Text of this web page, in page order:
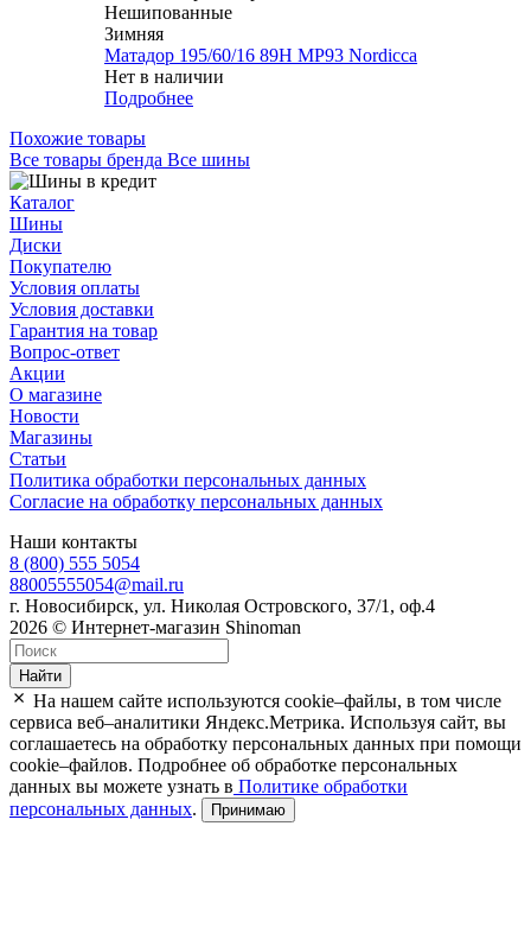
Нешипованные
Зимняя
Матадор 195/60/16 89H MP93 Nordicca
Нет в наличии
Подробнее
Похожие товары
Все товары бренда Все шины
Каталог
Шины
Диски
Покупателю
Условия оплаты
Условия доставки
Гарантия на товар
Вопрос-ответ
Акции
О магазине
Новости
Магазины
Статьи
Политика обработки персональных данных
Согласие на обработку персональных данных
Наши контакты
8 (800) 555 5054
88005555054@mail.ru
г. Новосибирск, ул. Николая Островского, 37/1, оф.4
2026 © Интернет-магазин Shinoman
Найти
На нашем сайте используются cookie–файлы, в том числе
сервиса веб–аналитики Яндекс.Метрика. Используя сайт, вы
соглашаетесь на обработку персональных данных при помощи
cookie–файлов. Подробнее об обработке персональных
данных вы можете узнать в Политике обработки
персональных данных. Принимаю